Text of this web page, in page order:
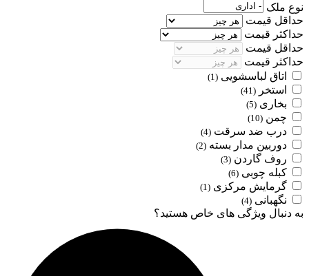
نوع ملک
حداقل قیمت
حداکثر قیمت
حداقل قیمت
حداکثر قیمت
اتاق لباسشویی (1)
استخر (41)
بخاری (5)
چمن (10)
درب ضد سرقت (4)
دوربین مدار بسته (2)
روف گاردن (3)
کبله چوبی (6)
گرمایش مرکزی (1)
نگهبانی (4)
به دنبال ویژگی های خاص هستید؟